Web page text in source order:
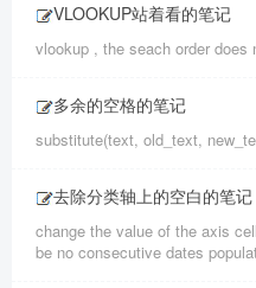
VLOOKUP站着看的笔记
vlookup , the seach order does
多余的空格的笔记
substitute(text, old_text,
去除分类轴上的空白的笔记
change the value of the axis
be no consecutive dates